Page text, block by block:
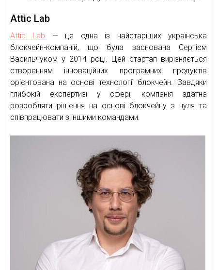
Attic Lab
Attic Lab — це одна із найстаріших українська
блокчейн-компаній, що була заснована Сергієм
Васильчуком у 2014 році. Цей стартап вирізняється
створенням інноваційних програмних продуктів
орієнтована на основі технології блокчейн. Завдяки
глибокій експертизі у сфері, компанія здатна
розробляти рішення на основі блокчейну з нуля та
співпрацювати з іншими командами.